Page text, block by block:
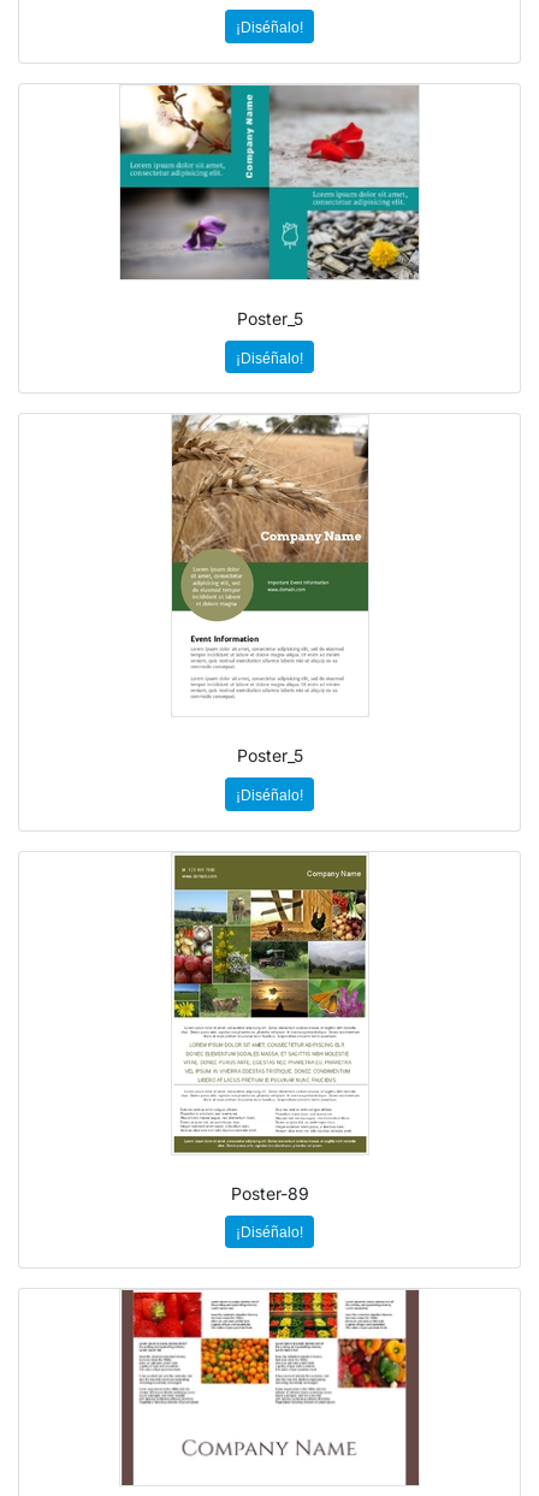
¡Diséñalo!
Poster_5
¡Diséñalo!
Poster_5
¡Diséñalo!
Poster-89
¡Diséñalo!